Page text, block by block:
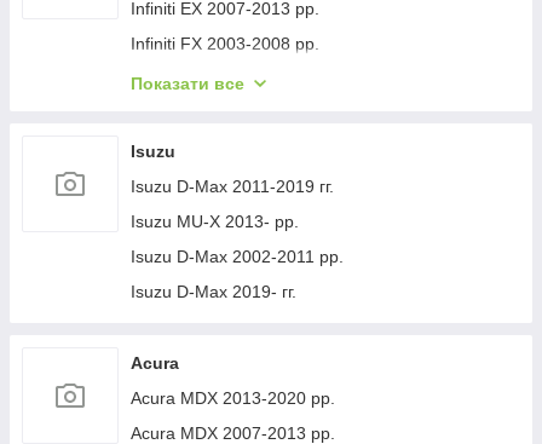
Jeep Cherokee XJ 1984-2001 гг.
Infiniti EX 2007-2013 рр.
Infiniti FX 2003-2008 рр.
Infiniti FX 2008-2012 рр.
Infiniti Q30 2015-2024 гг.
Infiniti Q50/Q60 2013-2024 рр.
Infiniti QX50 2013-2017 рр.
Infiniti QX56 2010-2013 рр.
Infiniti QX70 2013-2019 рр.
Infiniti G25/G35/37 (V36/CV36) 2006-2015 гг.
Infinity Q70/M-series 2010-2019 рр.
Infiniti QX80 2013-2024 рр.
Показати все
Isuzu
Isuzu D-Max 2011-2019 гг.
Isuzu MU-X 2013- рр.
Isuzu D-Max 2002-2011 рр.
Isuzu D-Max 2019- гг.
Acura
Acura MDX 2013-2020 рр.
Acura MDX 2007-2013 рр.